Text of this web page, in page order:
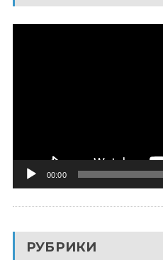
00:00
РУБРИКИ